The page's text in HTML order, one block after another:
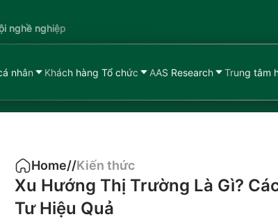
nghề nghiệp
nhân Khách hàng Tổ chức AAS Research Trung tâm
Home//Kiến thức
Xu Hướng Thị Trường Là Gì?
Tư Hiệu Quả